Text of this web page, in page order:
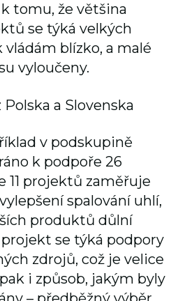
tomu, že většina
se týká velkých
blízko, a malé
vyloučeny.
a Slovenska
v podskupině
k podpoře 26
11 projektů zaměřuje
spalování uhlí,
produktů důlní
se týká podpory
zdrojů, což je velice
i způsob, jakým byly